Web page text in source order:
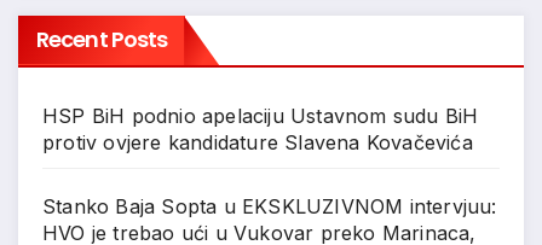
Recent Posts
HSP BiH podnio apelaciju Ustavnom sudu BiH
protiv ovjere kandidature Slavena Kovačevića
Stanko Baja Sopta u EKSKLUZIVNOM intervjuu:
HVO je trebao ući u Vukovar preko Marinaca,